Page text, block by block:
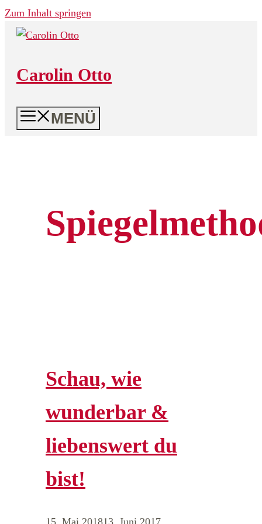
Zum Inhalt springen
Carolin Otto
MENÜ
Schau, wie
wunderbar &
liebenswert du
bist!